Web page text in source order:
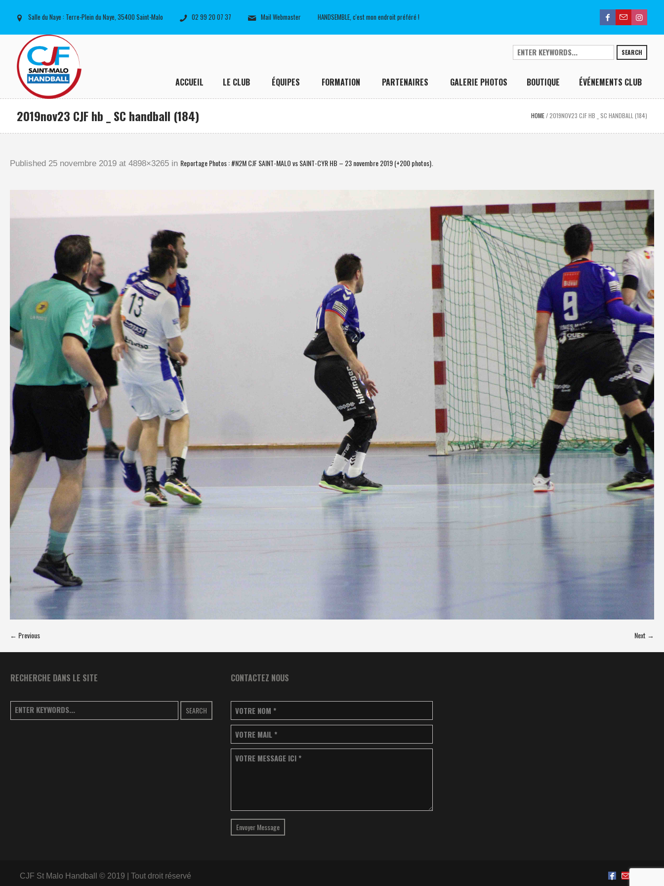
Salle du Naye : Terre-Plein du Naye, 35400 Saint-Malo 02 99 20 07 37 Mail Webmaster HANDSEMBLE, c'est mon endroit préféré !
SEARCH
ACCUEIL LE CLUB ÉQUIPES FORMATION PARTENAIRES GALERIE PHOTOS BOUTIQUE ÉVÉNEMENTS CLUB
2019nov23 CJF hb _ SC handball (184) HOME /2019NOV23 CJF HB _ SC HANDBALL (184)
Published 25 novembre 2019 at 4898×3265 in Reportage Photos : #N2M CJF SAINT-MALO vs SAINT-CYR HB – 23 novembre 2019 (+200 photos).
← Previous Next →
RECHERCHE DANS LE SITE
SEARCH
CONTACTEZ NOUS
VOTRE NOM *
VOTRE MAIL *
VOTRE MESSAGE ICI *
Envoyer Message
CJF St Malo Handball © 2019 | Tout droit réservé